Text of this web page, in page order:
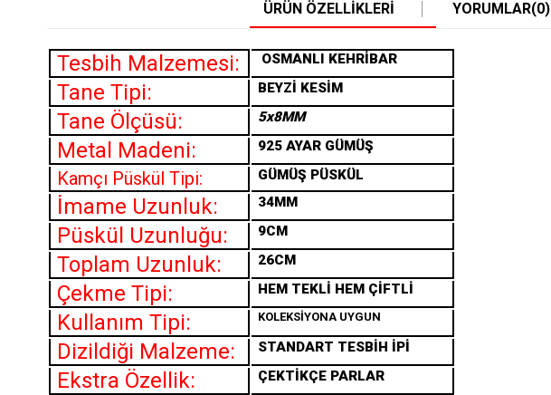
ÜRÜN ÖZELLIKLERI YORUMLAR(0)
Tesbih Malzemesi: OSMANLI KEHRİBAR
Tane Tipi: BEYZİ KESİM
Tane Ölçüsü: 5x8MM
Metal Madeni: 925 AYAR GÜMÜŞ
Kamçı Püskül Tipi: GÜMÜŞ PÜSKÜL
İmame Uzunluk: 34MM
Püskül Uzunluğu: 9CM
Toplam Uzunluk: 26CM
Çekme Tipi: HEM TEKLİ HEM ÇİFTLİ
Kullanım Tipi: KOLEKSİYONA UYGUN
Dizildiği Malzeme: STANDART TESBİH İPİ
Ekstra Özellik: ÇEKTİKÇE PARLAR